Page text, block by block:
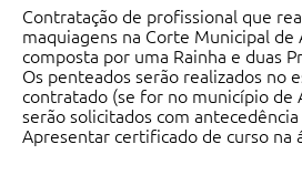
Contratação de profissional que
maquiagens na Corte Municipal de
composta por uma Rainha e duas
Os penteados serão realizados no
contratado (se for no município de
serão solicitados com
Apresentar certificado de curso na